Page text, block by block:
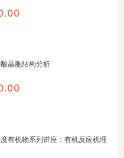
晶胞结构分析
有机物系列讲座：有机反应机理